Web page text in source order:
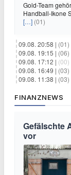
Gold-Team
Handball-Ikone
[…] (01)
09.08. 20:58 | (01)
09.08. 19:15 | (06)
09.08. 17:12 | (00)
09.08. 16:49 | (03)
09.08. 11:38 | (03)
FINANZNEWS
Gefälschte
vor